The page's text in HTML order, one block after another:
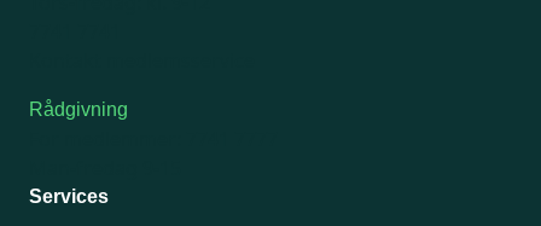
Rådgivning
Services